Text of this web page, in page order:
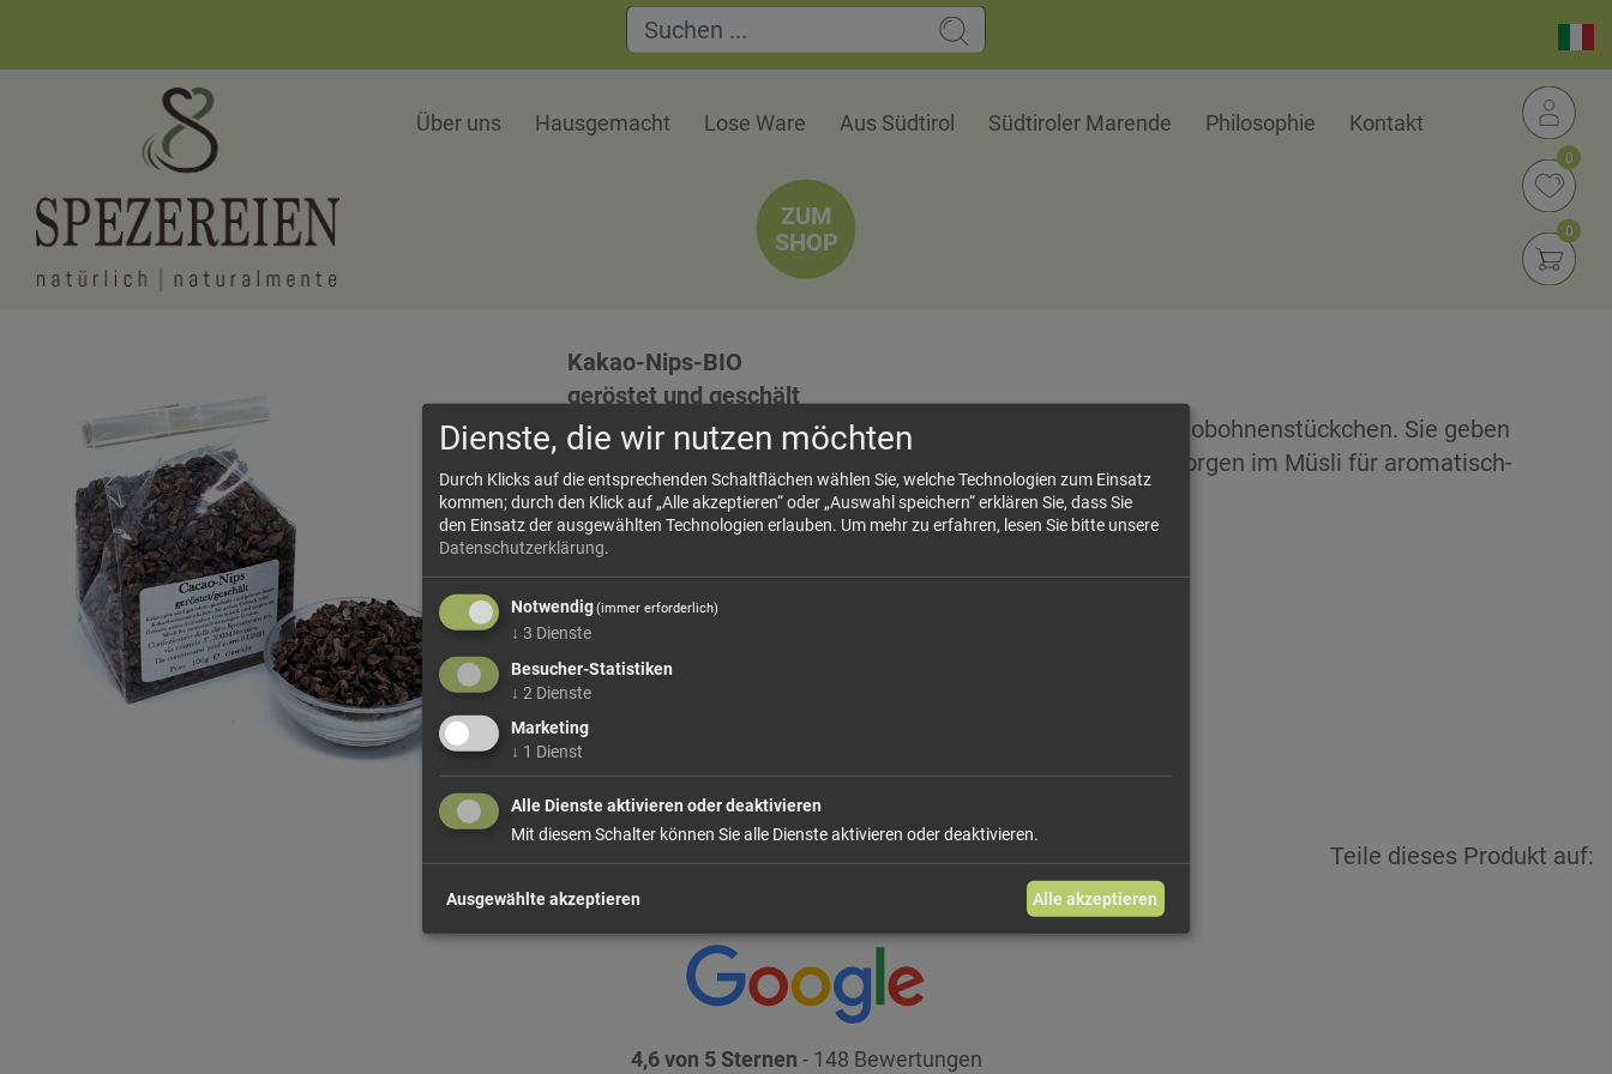
Über uns Hausgemacht Lose Ware Aus Südtirol Südtiroler Marende Philosophie Kontakt
0
0
ZUM
SHOP
Kakao-Nips-BIO
geröstet und geschält
Kakaonibs sind geröstete, geschälte und gebrochene Kakaobohnenstückchen. Sie geben
Gebäck oder Desserts einen feinherben Geschmack und sorgen im Müsli für aromatisch-
knackigen Genuss.
Größe: 100 g
Teile dieses Produkt auf:
4,6 von 5 Sternen - 148 Bewertungen
Dienste, die wir nutzen möchten
Durch Klicks auf die entsprechenden Schaltflächen wählen Sie, welche Technologien zum Einsatz
kommen; durch den Klick auf „Alle akzeptieren“ oder „Auswahl speichern“ erklären Sie, dass Sie
den Einsatz der ausgewählten Technologien erlauben. Um mehr zu erfahren, lesen Sie bitte unsere
Datenschutzerklärung.
Notwendig(immer erforderlich)
↓ 3 Dienste
Besucher-Statistiken
↓ 2 Dienste
Marketing
↓ 1 Dienst
Alle Dienste aktivieren oder deaktivieren
Mit diesem Schalter können Sie alle Dienste aktivieren oder deaktivieren.
Ausgewählte akzeptieren Alle akzeptieren